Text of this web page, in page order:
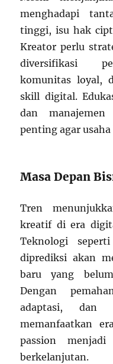
menghadapi
tinggi, isu hak
Kreator perlu
diversifikasi
komunitas loyal,
skill digital.
dan
penting agar
Masa Depan
Tren
kreatif di era
Teknologi
diprediksi akan
baru yang
Dengan
adaptasi, dan
memanfaatkan
passion
berkelanjutan.